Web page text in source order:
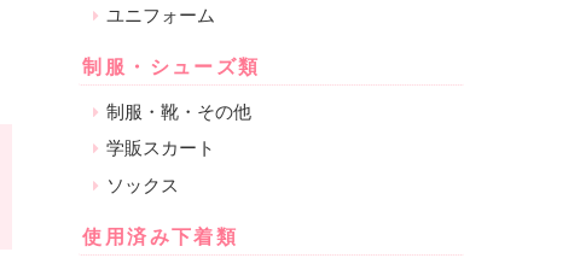
ユニフォーム
制服・シューズ類
制服・靴・その他
学販スカート
ソックス
使用済み下着類